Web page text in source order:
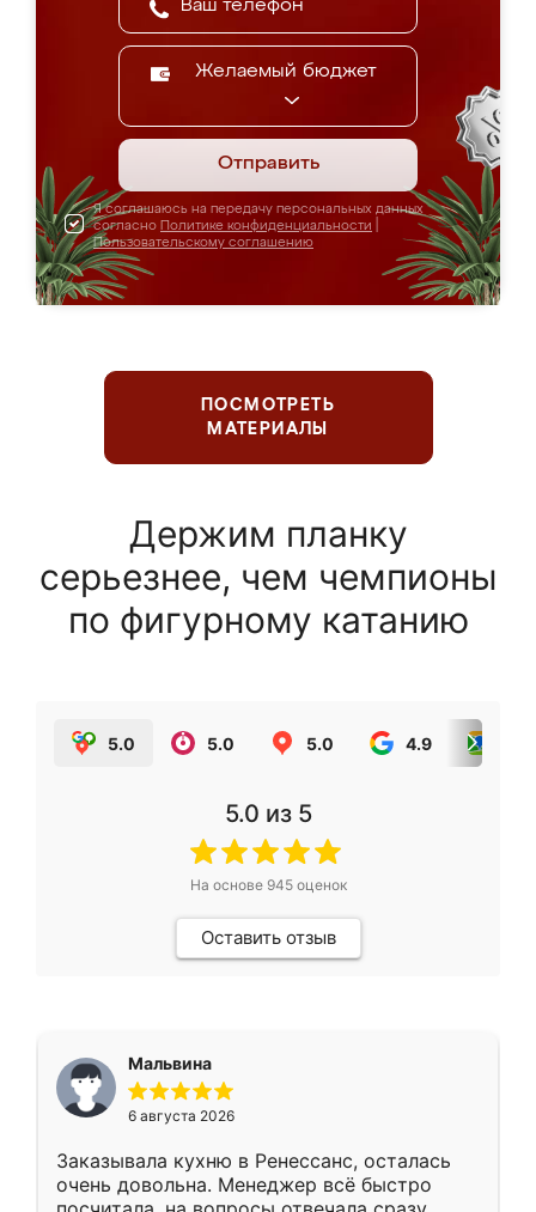
Желаемый бюджет
Отправить
Я соглашаюсь на передачу персональных данных
согласно Политике конфиденциальности
Пользовательскому соглашению
ПОСМОТРЕТЬ
МАТЕРИАЛЫ
Держим планку
серьезнее, чем чемпионы
по фигурному катанию
5.0 5.0 5.0 4.9
5.0 из 5
На основе 945оценок
Оставить отзыв
Мальвина
6 августа 2026
Заказывала кухню в Ренессанс, осталась
очень довольна. Менеджер всё быстро